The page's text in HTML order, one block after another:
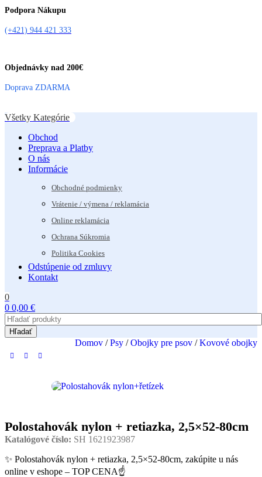
Podpora Nákupu
(+421) 944 421 333
Objednávky nad 200€
Doprava ZDARMA
Všetky Kategórie
Obchod
Preprava a Platby
O nás
Informácie
Obchodné podmienky
Vrátenie / výmena / reklamácia
Online reklamácia
Ochrana Súkromia
Politika Cookies
Odstúpenie od zmluvy
Kontakt
0
0 0,00 €
Hľadať
Domov / Psy / Obojky pre psov / Kovové obojky
Polostahovák nylon + retiazka, 2,5×52-80cm
Katalógové číslo: SH 1621923987
✨ Polostahovák nylon + retiazka, 2,5×52-80cm, zakúpite u nás
online v eshope – TOP CENA☝